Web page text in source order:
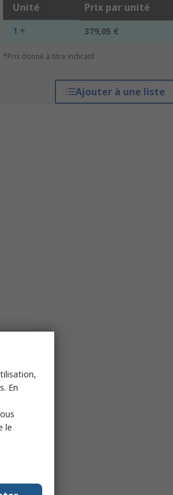
Unité Prix par unité
1 + 379,05 €
*Prix donné à titre indicatif
Ajouter à une liste
En
le